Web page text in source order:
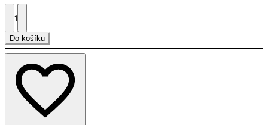
1
Do košíku